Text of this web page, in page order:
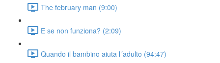
The february man (9:00)
E se non funziona? (2:09)
Quando il bambino aiuta l´adulto (94:47)